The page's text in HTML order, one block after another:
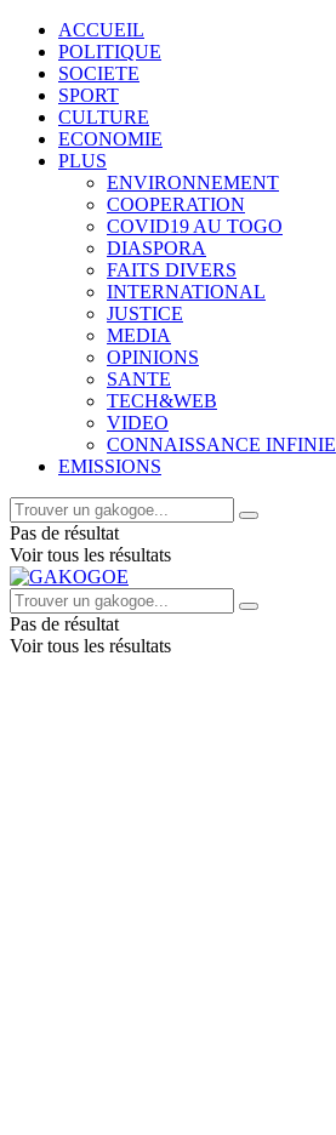
ACCUEIL
POLITIQUE
SOCIETE
SPORT
CULTURE
ECONOMIE
PLUS
ENVIRONNEMENT
COOPERATION
COVID19 AU TOGO
DIASPORA
FAITS DIVERS
INTERNATIONAL
JUSTICE
MEDIA
OPINIONS
SANTE
TECH&WEB
VIDEO
CONNAISSANCE INFINIE
EMISSIONS
Pas de résultat
Voir tous les résultats
Pas de résultat
Voir tous les résultats